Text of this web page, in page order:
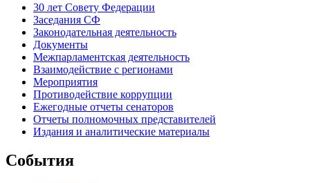
30 лет Совету Федерации
Заседания СФ
Законодательная деятельность
Документы
Межпарламентская деятельность
Взаимодействие с регионами
Мероприятия
Противодействие коррупции
Ежегодные отчеты сенаторов
Отчеты полномочных представителей
Издания и аналитические материалы
События